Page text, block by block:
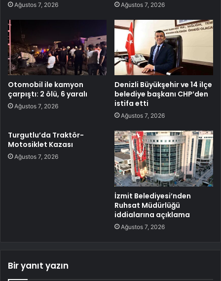
Ağustos 7, 2026 Ağustos 7, 2026
Otomobil ile kamyon
çarpıştı: 2 ölü, 6 yaralı
Ağustos 7, 2026
Denizli Büyükşehir ve 14 ilçe
belediye başkanı CHP’den
istifa etti
Ağustos 7, 2026
Turgutlu’da Traktör-
Motosiklet Kazası
Ağustos 7, 2026
İzmit Belediyesi’nden
Ruhsat Müdürlüğü
iddialarına açıklama
Ağustos 7, 2026
Bir yanıt yazın